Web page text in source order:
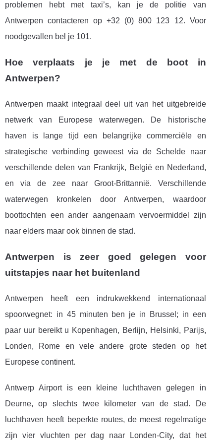
problemen hebt met taxi’s, kan je de politie van
Antwerpen contacteren op +32 (0) 800 123 12. Voor
noodgevallen bel je 101.
Hoe verplaats je je met de boot in
Antwerpen?
Antwerpen maakt integraal deel uit van het uitgebreide
netwerk van Europese waterwegen. De historische
haven is lange tijd een belangrijke commerciële en
strategische verbinding geweest via de Schelde naar
verschillende delen van Frankrijk, België en Nederland,
en via de zee naar Groot-Brittannië. Verschillende
waterwegen kronkelen door Antwerpen, waardoor
boottochten een ander aangenaam vervoermiddel zijn
naar elders maar ook binnen de stad.
Antwerpen is zeer goed gelegen voor
uitstapjes naar het buitenland
Antwerpen heeft een indrukwekkend internationaal
spoorwegnet: in 45 minuten ben je in Brussel; in een
paar uur bereikt u Kopenhagen, Berlijn, Helsinki, Parijs,
Londen, Rome en vele andere grote steden op het
Europese continent.
Antwerp Airport is een kleine luchthaven gelegen in
Deurne, op slechts twee kilometer van de stad. De
luchthaven heeft beperkte routes, de meest regelmatige
zijn vier vluchten per dag naar Londen-City, dat het